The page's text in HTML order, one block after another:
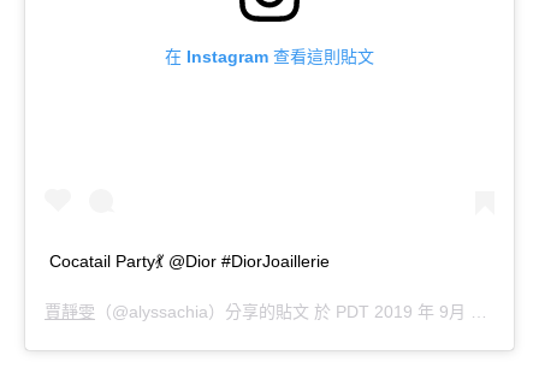
在 Instagram 查看這則貼文
Cocatail Party💃 @Dior #DiorJoaillerie
賈靜雯 （@alyssachia）分享的貼文 於 PDT 2019 年 9月 月 26 日 上午 12:17